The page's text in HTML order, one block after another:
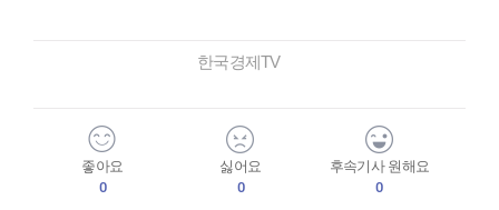
한국경제TV
좋아요
0
싫어요
0
후속기사 원해요
0